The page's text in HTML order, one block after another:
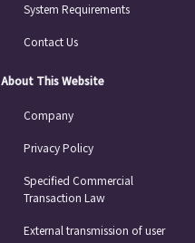
System Requirements
Contact Us
About This Website
Company
Privacy Policy
Specified Commercial
Transaction Law
External transmission of user